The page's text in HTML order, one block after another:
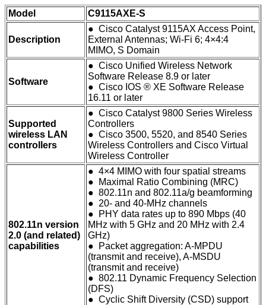
Model C9115AXE-S
Description
● Cisco Catalyst 9115AX Access Point,
External Antennas; Wi-Fi 6; 4×4:4
MIMO, S Domain
Software
● Cisco Unified Wireless Network
Software Release 8.9 or later
● Cisco IOS ® XE Software Release
16.11 or later
Supported
wireless LAN
controllers
● Cisco Catalyst 9800 Series Wireless
Controllers
● Cisco 3500, 5520, and 8540 Series
Wireless Controllers and Cisco Virtual
Wireless Controller
802.11n version
2.0 (and related)
capabilities
● 4×4 MIMO with four spatial streams
● Maximal Ratio Combining (MRC)
● 802.11n and 802.11a/g beamforming
● 20- and 40-MHz channels
● PHY data rates up to 890 Mbps (40
MHz with 5 GHz and 20 MHz with 2.4
GHz)
● Packet aggregation: A-MPDU
(transmit and receive), A-MSDU
(transmit and receive)
● 802.11 Dynamic Frequency Selection
(DFS)
● Cyclic Shift Diversity (CSD) support